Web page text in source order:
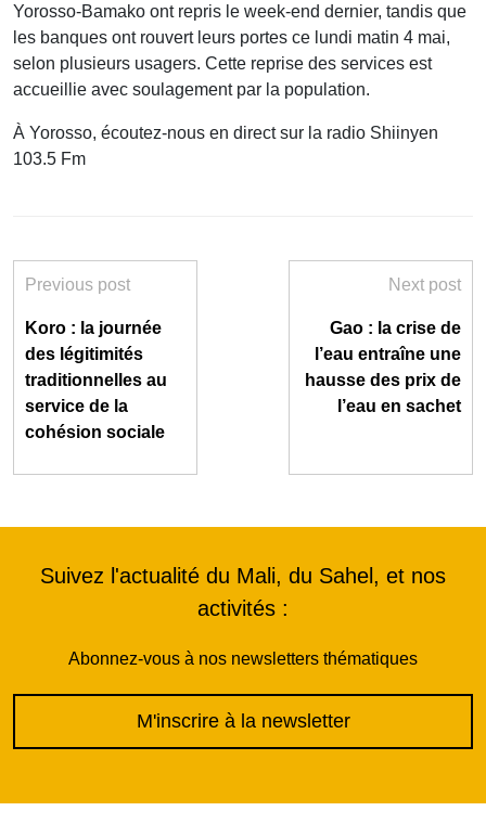
Yorosso-Bamako ont repris le week-end dernier, tandis que
les banques ont rouvert leurs portes ce lundi matin 4 mai,
selon plusieurs usagers. Cette reprise des services est
accueillie avec soulagement par la population.
À Yorosso, écoutez-nous en direct sur la radio Shiinyen
103.5 Fm
Previous post
Koro : la journée
des légitimités
traditionnelles au
service de la
cohésion sociale
Next post
Gao : la crise de
l’eau entraîne une
hausse des prix de
l’eau en sachet
Suivez l'actualité du Mali, du Sahel, et nos
activités :
Abonnez-vous à nos newsletters thématiques
M'inscrire à la newsletter